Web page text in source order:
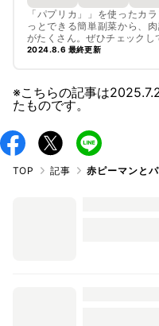
「パプリカ」」を使ったカ
っとできる簡単副菜から、
がたくさん。ぜひチェックし
2024.8.6 最終更新
※こちらの記事は
たものです。
TOP 記事 赤ピーマンと